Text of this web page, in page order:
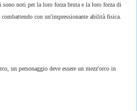
noti per la loro forza bruta e la loro forza di
con un'impressionante abilità fisica.
un personaggio deve essere un mezz'orco in